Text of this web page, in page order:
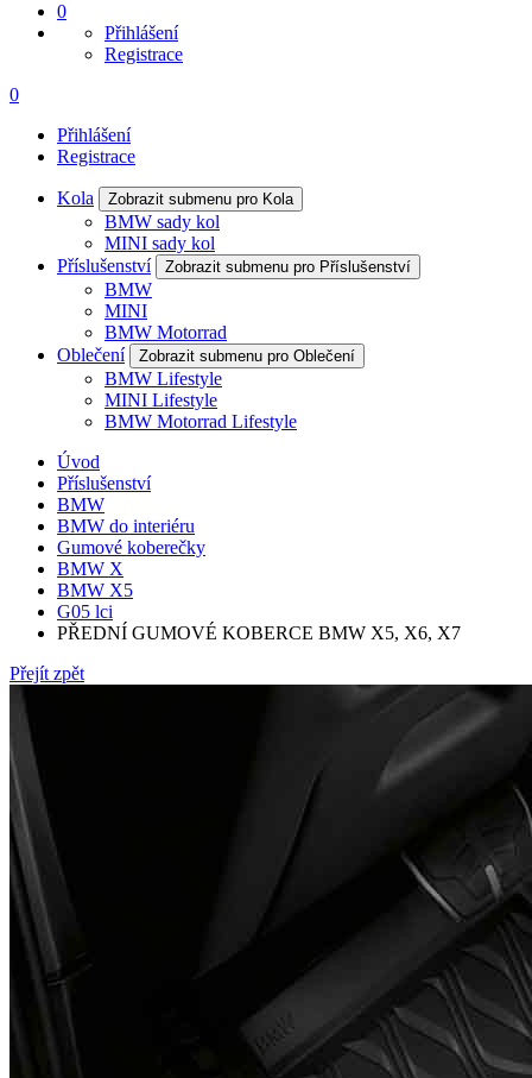
0
Přihlášení
Registrace
0
Přihlášení
Registrace
Kola Zobrazit submenu pro Kola
BMW sady kol
MINI sady kol
Příslušenství
Zobrazit submenu pro Příslušenství
BMW
MINI
BMW Motorrad
Oblečení
Zobrazit submenu pro Oblečení
BMW Lifestyle
MINI Lifestyle
BMW Motorrad Lifestyle
Úvod
Příslušenství
BMW
BMW do interiéru
Gumové koberečky
BMW X
BMW X5
G05 lci
PŘEDNÍ GUMOVÉ KOBERCE BMW X5, X6, X7
Přejít zpět